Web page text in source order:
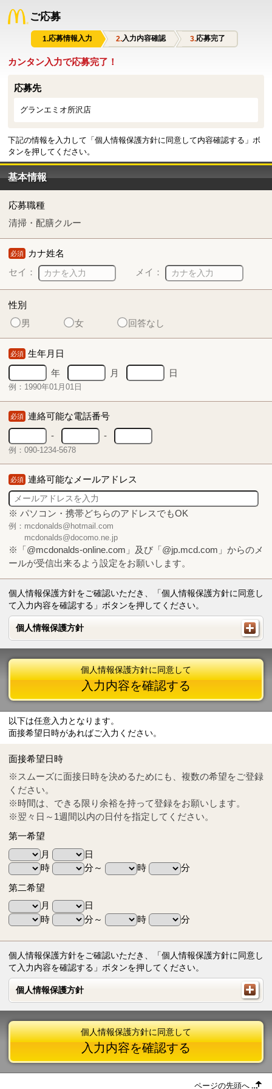
ご応募
応募情報入力 入力内容確認 応募完了
カンタン入力で応募完了！
応募先
グランエミオ所沢店
下記の情報を入力して「個人情報保護方針に同意して内容確認する」ボ
タンを押してください。
基本情報
応募職種
清掃・配膳クルー
必須 カナ姓名
セイ：
メイ：
性別
男
女 回答なし
必須 生年月日
年
月 日
例：1990年01月01日
必須 連絡可能な電話番号
-
-
例：090-1234-5678
必須 連絡可能なメールアドレス
※ パソコン・携帯どちらのアドレスでもOK
例：mcdonalds@hotmail.com
mcdonalds@docomo.ne.jp
※「@mcdonalds-online.com」及び「@jp.mcd.com」からのメ
ールが受信出来るよう設定をお願いします。
個人情報保護方針をご確認いただき、「個人情報保護方針に同意し
て入力内容を確認する」ボタンを押してください。
個人情報保護方針
個人情報保護方針
Tel
0570-55-0314
個人情報保護方針に同意して
入力内容を確認する
以下は任意入力となります。
面接希望日時があればご入力ください。
面接希望日時
※スムーズに面接日時を決めるためにも、複数の希望をご登録
ください。
※時間は、できる限り余裕を持って登録をお願いします。
※翌々日～1週間以内の日付を指定してください。
第一希望
月
日
時
分～ 時
分
第二希望
月
日
時
分～ 時 分
個人情報保護方針をご確認いただき、「個人情報保護方針に同意し
て入力内容を確認する」ボタンを押してください。
個人情報保護方針
個人情報保護方針
個人情報保護方針に同意して
入力内容を確認する
ページの先頭へ